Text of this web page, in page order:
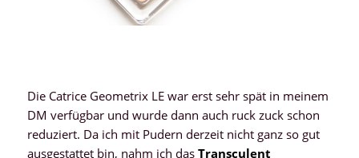
Die Catrice Geometrix LE war erst sehr spät in meinem
DM verfügbar und wurde dann auch ruck zuck schon
reduziert. Da ich mit Pudern derzeit nicht ganz so gut
ausgestattet bin, nahm ich dasTransculent